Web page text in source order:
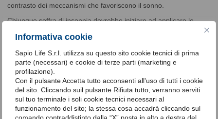
Informativa cookie
Sapio Life S.r.l. utilizza su questo sito cookie tecnici di prima
parte (necessari) e cookie di terze parti (marketing e
profilazione).
Con il pulsante Accetta tutto acconsenti all'uso di tutti i cookie
del sito. Cliccando suil pulsante Rifiuta tutto, verranno serviti
sul tuo terminale i soli cookie tecnici necessari al
funzionamento del sito; la stessa cosa accadrà cliccando sul
contrasto dei meccanismi che favoriscono il sonno.
Chiunque soffra di insonnia dovrebbe iniziare ad applicare le
seguendo orari di sveglia e addormentamento regolari in una
prima di dormire, e in generale osservando le regole di igiene del
sonno.
La terapia cognitiva